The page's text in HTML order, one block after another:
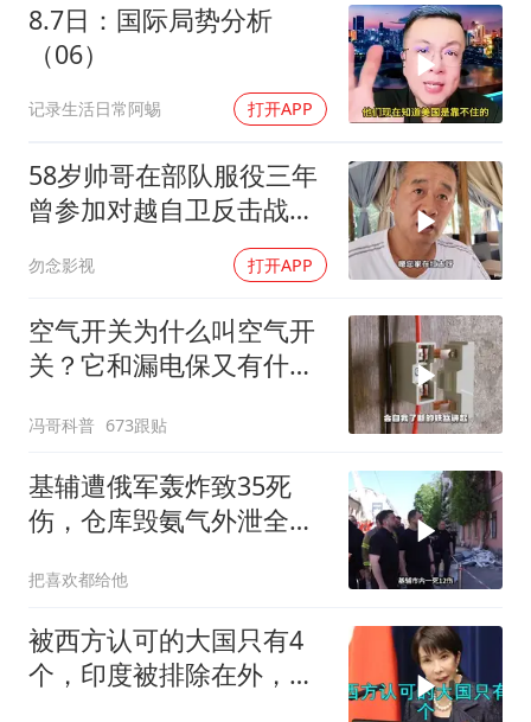
8.7日：国际局势分析
（06）
记录生活日常阿蜴 打开APP
58岁帅哥在部队服役三年
曾参加对越自卫反击战讲
勿念影视 打开APP
空气开关为什么叫空气开
关？它和漏电保又有什么
冯哥科普 673跟贴
基辅遭俄军轰炸致35死
伤，仓库毁氨气外泄全城
把喜欢都给他
被西方认可的大国只有4
个，印度被排除在外，为